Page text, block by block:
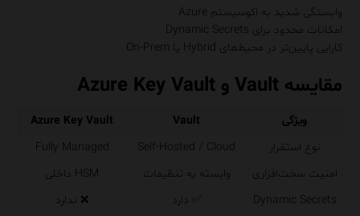
وابستگی شدید به اکوسیستم Azure
امکانات محدود برای Dynamic Secrets
کارایی پایین‌تر در محیط‌های Hybrid یا On-Prem
مقایسه Vault و Azure Key Vault
ویژگی Vault
Azure Key Vault
نوع استقرار
Self-Hosted / Cloud
Fully Managed
امنیت سخت‌افزاری
وابسته به تنظیمات
HSM داخلی
Dynamic Secrets
✅ دارد
❌ ندارد